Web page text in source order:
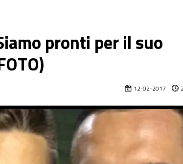
pronti per il suo
12-02-2017